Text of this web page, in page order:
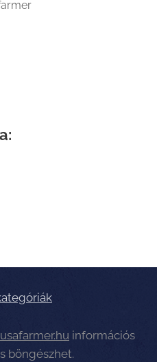
usafarmer.hu információs
böngészhet.